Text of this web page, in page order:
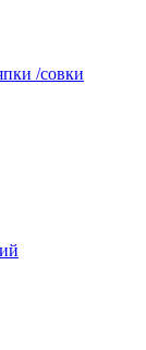
/совки